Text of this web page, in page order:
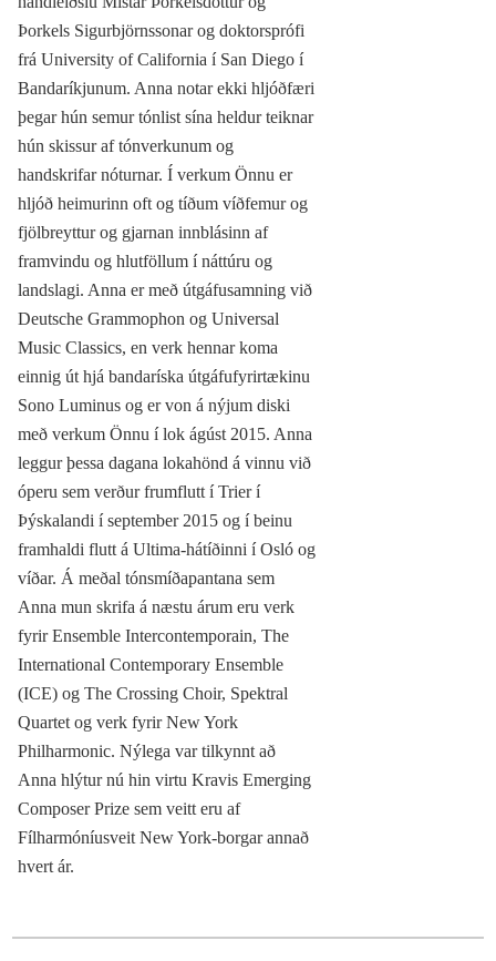
Þorkels Sigurbjörnssonar og doktorsprófi
frá University of California í San Diego í
Bandaríkjunum. Anna notar ekki hljóðfæri
þegar hún semur tónlist sína heldur teiknar
hún skissur af tónverkunum og
handskrifar nóturnar. Í verkum Önnu er
hljóð­ heimurinn oft og tíðum víðfemur og
fjölbreyttur og gjarnan innblásinn af
framvindu og hlutföllum í náttúru og
landslagi. Anna er með útgáfusamning við
Deutsche Grammophon og Universal
Music Classics, en verk hennar koma
einnig út hjá bandaríska útgáfufyrirtækinu
Sono Luminus og er von á nýjum diski
með verkum Önnu í lok ágúst 2015. Anna
leggur þessa dagana lokahönd á vinnu við
óperu sem verður frumflutt í Trier í
Þýskalandi í september 2015 og í beinu
framhaldi flutt á Ultima-hátíðinni í Osló og
víðar. Á meðal tónsmíðapantana sem
Anna mun skrifa á næstu árum eru verk
fyrir Ensemble Intercontemporain, The
International Contemporary Ensemble
(ICE) og The Crossing Choir, Spektral
Quartet og verk fyrir New York
Philharmonic. Nýlega var tilkynnt að
Anna hlýtur nú hin virtu Kravis Emerging
Composer Prize sem veitt eru af
Fílharmóníusveit New York-borgar annað
hvert ár.